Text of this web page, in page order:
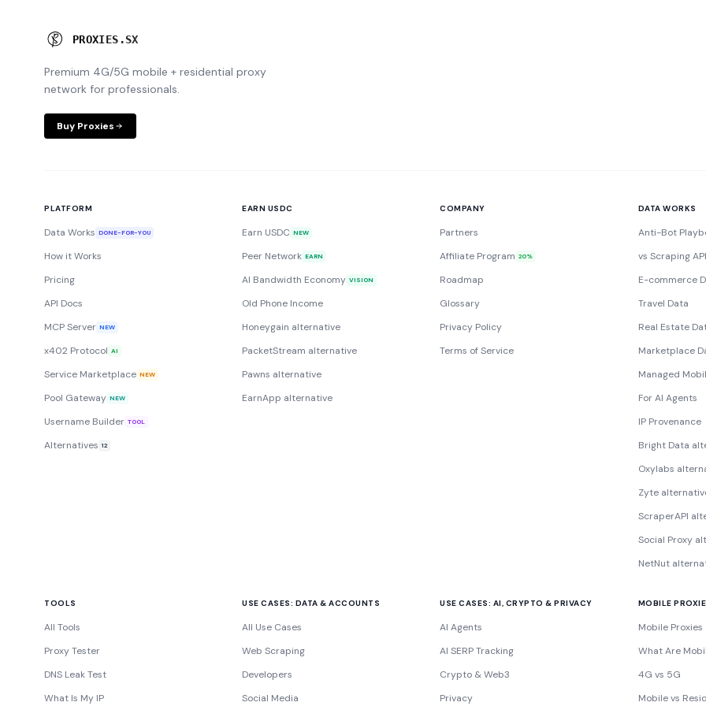
PROXIES .SX
Premium 4G/5G mobile + residential proxy
network for professionals.
Buy Proxies
PLATFORM
Data Works DONE-FOR-YOU
How it Works
Pricing
API Docs
MCP Server NEW
x402 Protocol AI
Service Marketplace NEW
Pool Gateway NEW
Username Builder TOOL
Alternatives 12
EARN USDC
Earn USDC NEW
Peer Network EARN
AI Bandwidth Economy VISION
Old Phone Income
Honeygain alternative
PacketStream alternative
Pawns alternative
EarnApp alternative
COMPANY
Partners
Affiliate Program 20%
Roadmap
Glossary
Privacy Policy
Terms of Service
DATA WORKS
Anti-Bot
vs Scraping
E-commerce
Travel Data
Real Estate
Marketplace
Managed
For AI Agents
IP Provenance
Bright Data
Oxylabs
Zyte
ScraperAPI
Social Proxy
NetNut
TOOLS
All Tools
Proxy Tester
DNS Leak Test
What Is My IP
USE CASES: DATA & ACCOUNTS
All Use Cases
Web Scraping
Developers
Social Media
USE CASES: AI, CRYPTO & PRIVACY
AI Agents
AI SERP Tracking
Crypto & Web3
Privacy
MOBILE
Mobile Proxies
What Are
4G vs 5G
Mobile vs